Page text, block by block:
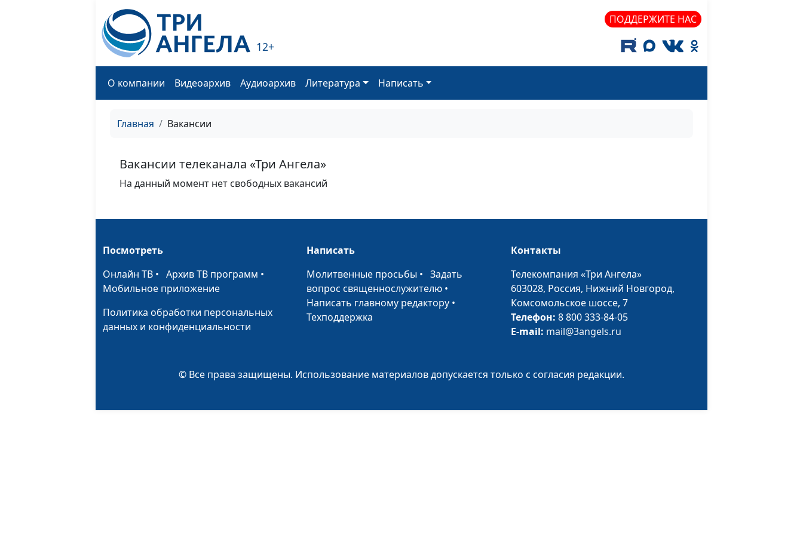
12+
ПОДДЕРЖИТЕ НАС
О компании Видеоархив Аудиоархив Литература Написать
Главная Вакансии
Вакансии телеканала «Три Ангела»
На данный момент нет свободных вакансий
Посмотреть
Онлайн ТВ • Архив ТВ программ •
Мобильное приложение
Политика обработки персональных
данных и конфиденциальности
Написать
Молитвенные просьбы •Задать
вопрос священнослужителю •
Написать главному редактору •
Техподдержка
Контакты
Телекомпания «Три Ангела»
603028, Россия, Нижний Новгород,
Комсомольское шоссе, 7
Телефон: 8 800 333-84-05
E-mail: mail@3angels.ru
© Все права защищены. Использование материалов допускается только с согласия редакции.